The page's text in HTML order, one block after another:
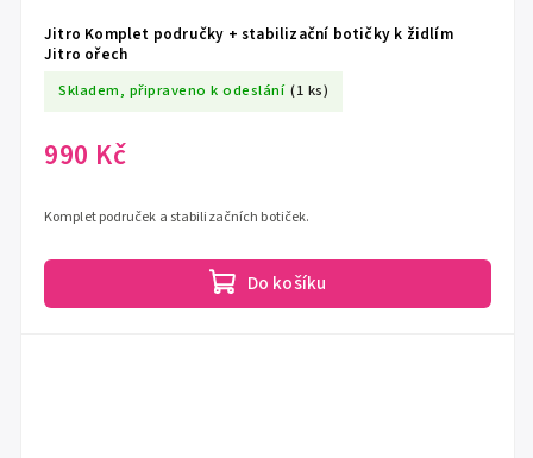
Jitro Komplet područky + stabilizační botičky k židlím
Jitro ořech
Skladem, připraveno k odeslání (1 ks)
990 Kč
Do košíku
Komplet područek a stabilizačních botiček.